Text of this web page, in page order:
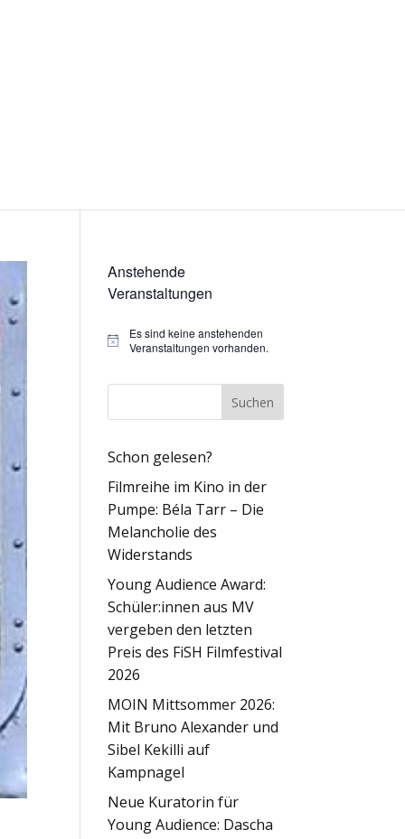
Anstehende
Veranstaltungen
Hinweis
Es sind keine anstehenden
Veranstaltungen vorhanden.
Schon gelesen?
Filmreihe im Kino in der
Pumpe: Béla Tarr – Die
Melancholie des
Widerstands
Young Audience Award:
Schüler:innen aus MV
vergeben den letzten
Preis des FiSH Filmfestival
2026
MOIN Mittsommer 2026:
Mit Bruno Alexander und
Sibel Kekilli auf
Kampnagel
Neue Kuratorin für
Young Audience: Dascha